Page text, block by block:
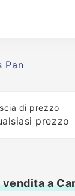
Pan
di prezzo
prezzo
a